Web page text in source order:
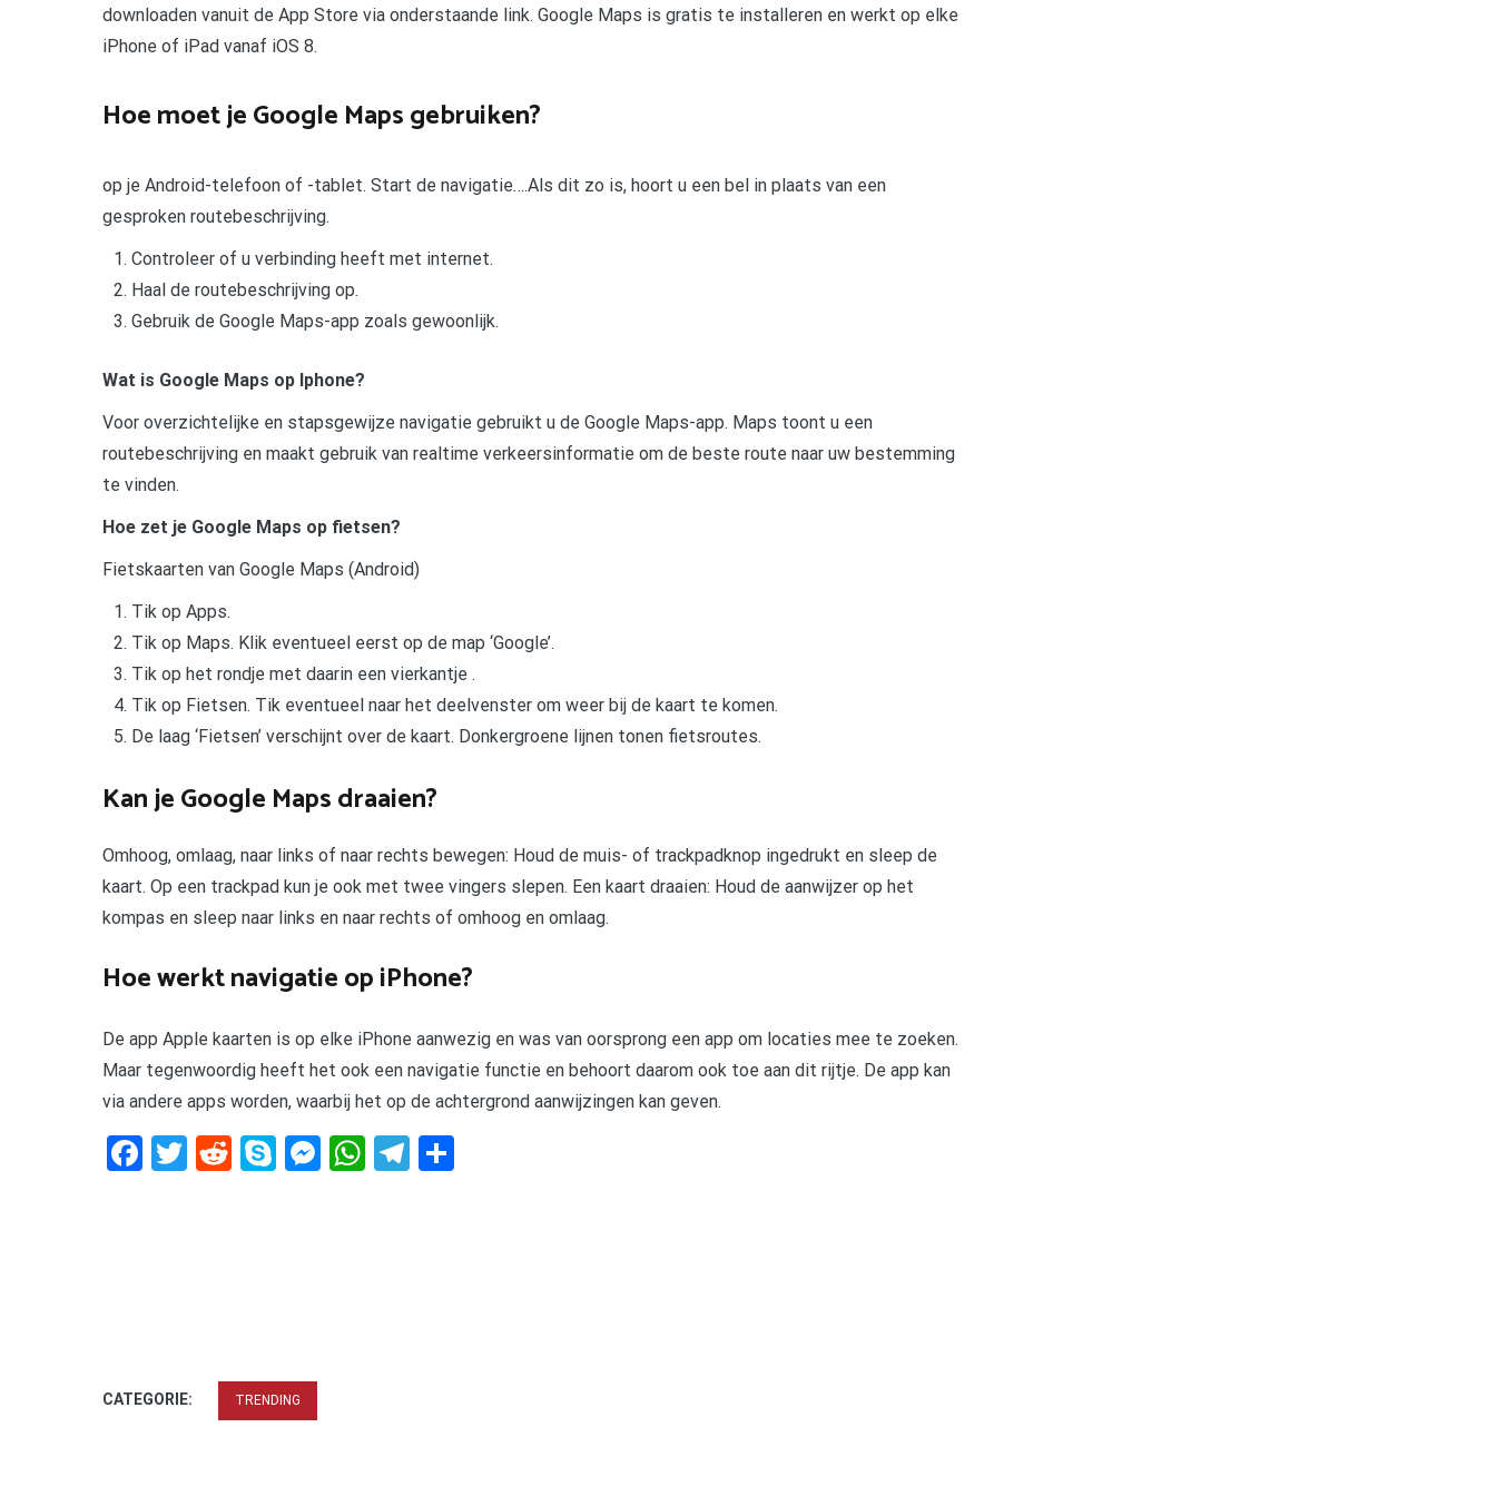
downloaden vanuit de App Store via onderstaande link. Google Maps is gratis te installeren en werkt op elke
iPhone of iPad vanaf iOS 8.
Hoe moet je Google Maps gebruiken?
op je Android-telefoon of -tablet. Start de navigatie….Als dit zo is, hoort u een bel in plaats van een
gesproken routebeschrijving.
Controleer of u verbinding heeft met internet.
Haal de routebeschrijving op.
Gebruik de Google Maps-app zoals gewoonlijk.
Wat is Google Maps op Iphone?
Voor overzichtelijke en stapsgewijze navigatie gebruikt u de Google Maps-app. Maps toont u een
routebeschrijving en maakt gebruik van realtime verkeersinformatie om de beste route naar uw bestemming
te vinden.
Hoe zet je Google Maps op fietsen?
Fietskaarten van Google Maps (Android)
Tik op Apps.
Tik op Maps. Klik eventueel eerst op de map ‘Google’.
Tik op het rondje met daarin een vierkantje .
Tik op Fietsen. Tik eventueel naar het deelvenster om weer bij de kaart te komen.
De laag ‘Fietsen’ verschijnt over de kaart. Donkergroene lijnen tonen fietsroutes.
Kan je Google Maps draaien?
Omhoog, omlaag, naar links of naar rechts bewegen: Houd de muis- of trackpadknop ingedrukt en sleep de
kaart. Op een trackpad kun je ook met twee vingers slepen. Een kaart draaien: Houd de aanwijzer op het
kompas en sleep naar links en naar rechts of omhoog en omlaag.
Hoe werkt navigatie op iPhone?
De app Apple kaarten is op elke iPhone aanwezig en was van oorsprong een app om locaties mee te zoeken.
Maar tegenwoordig heeft het ook een navigatie functie en behoort daarom ook toe aan dit rijtje. De app kan
via andere apps worden, waarbij het op de achtergrond aanwijzingen kan geven.
Facebook
Twitter
RedditSkypeMessenger
WhatsApp
Telegram
CATEGORIE: TRENDING